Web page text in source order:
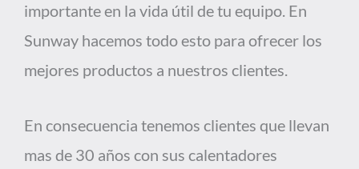
importante en la vida útil de tu equipo. En
Sunway hacemos todo esto para ofrecer los
mejores productos a nuestros clientes.
En consecuencia tenemos clientes que llevan
mas de 30 años con sus calentadores